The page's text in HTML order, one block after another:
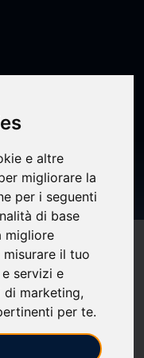
e altre
migliorare la
per i seguenti
di base
migliore
misurare il tuo
servizi e
di marketing,
per te.
primo
di
cessione di ePRCE